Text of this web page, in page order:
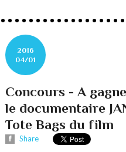
2016
04/01
Concours - A
le documentaire
Tote Bags du film
Share